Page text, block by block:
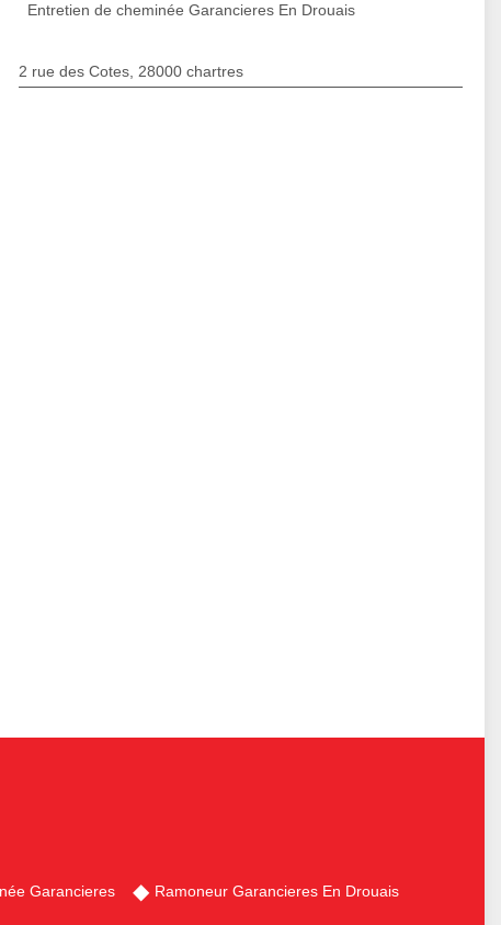
Entretien de cheminée Garancieres En Drouais
2 rue des Cotes, 28000 chartres
Garancieres
Ramoneur Garancieres En Drouais